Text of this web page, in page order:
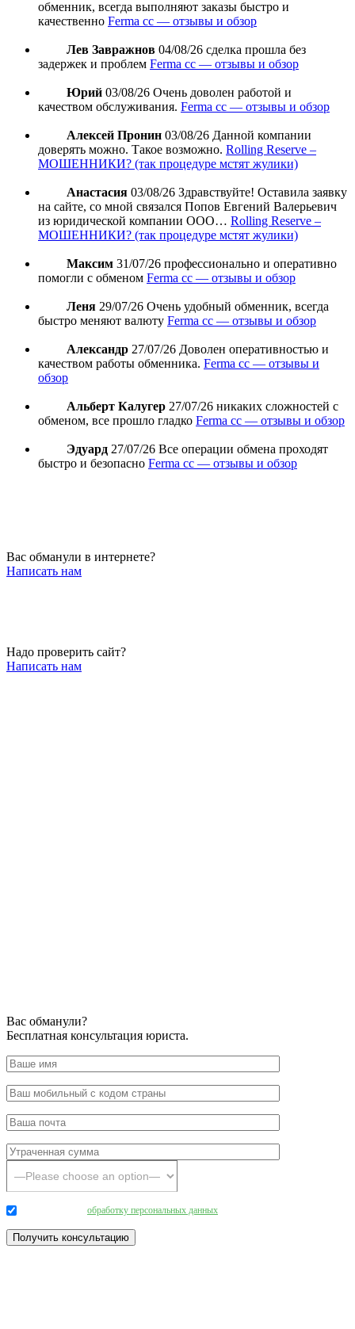
обменник, всегда выполняют заказы быстро и
качественно Ferma cc — отзывы и обзор
Лев Завражнов 04/08/26 сделка прошла без
задержек и проблем Ferma cc — отзывы и обзор
Юрий 03/08/26 Очень доволен работой и
качеством обслуживания. Ferma cc — отзывы и обзор
Алексей Пронин 03/08/26 Данной компании
доверять можно. Такое возможно. Rolling Reserve –
МОШЕННИКИ? (так процедуре мстят жулики)
Анастасия 03/08/26 Здравствуйте! Оставила заявку
на сайте, со мной связался Попов Евгений Валерьевич
из юридической компании ООО… Rolling Reserve –
МОШЕННИКИ? (так процедуре мстят жулики)
Максим 31/07/26 профессионально и оперативно
помогли с обменом Ferma cc — отзывы и обзор
Леня 29/07/26 Очень удобный обменник, всегда
быстро меняют валюту Ferma cc — отзывы и обзор
Александр 27/07/26 Доволен оперативностью и
качеством работы обменника. Ferma cc — отзывы и
обзор
Альберт Калугер 27/07/26 никаких сложностей с
обменом, все прошло гладко Ferma cc — отзывы и обзор
Эдуард 27/07/26 Все операции обмена проходят
быстро и безопасно Ferma cc — отзывы и обзор
Вас обманули в интернете?
Написать нам
Надо проверить сайт?
Написать нам
Вас обманули?
Бесплатная консультация юриста.
обработку персональных данных